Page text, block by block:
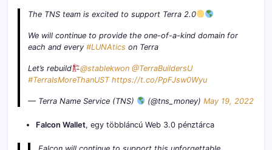
The TNS team is excited to support Terra 2.0
We will continue to provide the one-of-a-kind domain for
each and every #LUNAtics on Terra
Let’s rebuild @stablekwon @TerraBuildersU
#TerraIsMoreThanUST https://t.co/PpFJsw0Wyu
— Terra Name Service (TNS) (@tns_money)May 19, 2022
Falcon Wallet, egy többláncú Web 3.0 pénztárca